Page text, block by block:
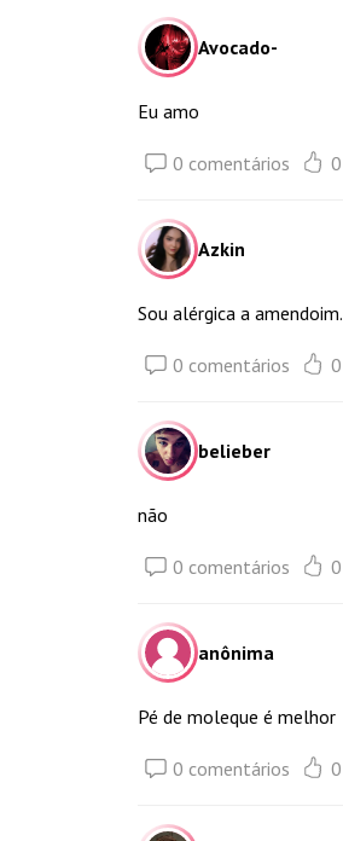
Avocado-
Eu amo
0 comentários 0
Azkin
Sou alérgica a amendoim.
0 comentários 0
belieber
não
0 comentários 0
anônima
Pé de moleque é melhor
0 comentários 0